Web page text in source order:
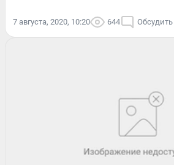
7 августа, 2020, 10:20 644 Обсудить